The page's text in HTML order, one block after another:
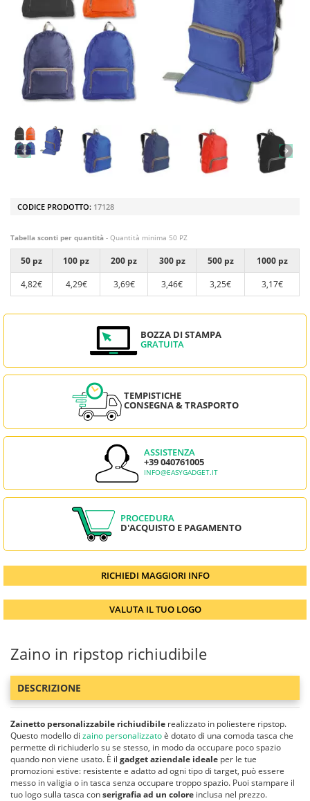
CODICE PRODOTTO: 17128
Tabella sconti per quantità - Quantità minima 50 PZ
50 pz 100 pz 200 pz 300 pz 500 pz
1000 pz
4,82€
4,29€ 3,69€ 3,46€ 3,25€ 3,17€
BOZZA DI STAMPA
GRATUITA
TEMPISTICHE
CONSEGNA & TRASPORTO
ASSISTENZA
+39 040761005
INFO@EASYGADGET.IT
PROCEDURA
D'ACQUISTO E PAGAMENTO
RICHIEDI MAGGIORI INFO
VALUTA IL TUO LOGO
Zaino in ripstop richiudibile
DESCRIZIONE
Zainetto personalizzabile richiudibile realizzato in poliestere ripstop.
Questo modello di zaino personalizzatoè dotato di una comoda tasca che
permette di richiuderlo su se stesso, in modo da occupare poco spazio
quando non viene usato. È il gadget aziendale ideale per le tue
promozioni estive: resistente e adatto ad ogni tipo di target, può essere
messo in valigia o in tasca senza occupare troppo spazio. Puoi stampare il
tuo logo sulla tasca conserigrafia ad un colore inclusa nel prezzo.